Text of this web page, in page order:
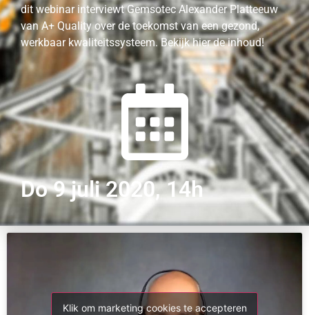
dit webinar interviewt Gemsotec Alexander Platteeuw
van A+ Quality over de toekomst van een gezond,
werkbaar kwaliteitssysteem. Bekijk hier de inhoud!
Do 9 juli 2020, 14h
Klik om marketing cookies te accepteren